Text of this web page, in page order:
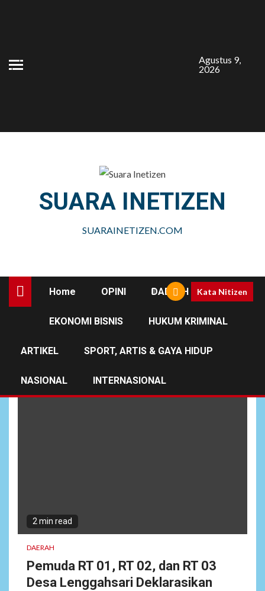
Agustus 9,
2026
SUARA INETIZEN
SUARAINETIZEN.COM
Home OPINI DAERAH
EKONOMI BISNIS HUKUM KRIMINAL
ARTIKEL SPORT, ARTIS & GAYA HIDUP
NASIONAL INTERNASIONAL
Kata Nitizen
2 min read
DAERAH
Pemuda RT 01, RT 02, dan RT 03
Desa Lenggahsari Deklarasikan